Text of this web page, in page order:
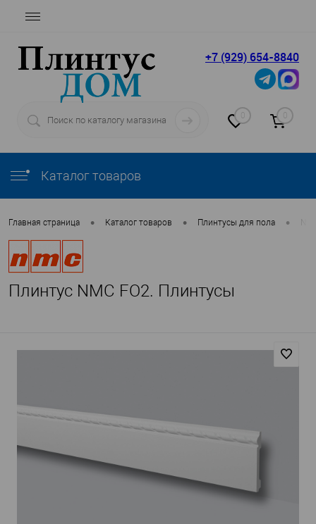
+7 (929) 654-8840
0 0
Каталог товаров
Главная страница • Каталог товаров • Плинтусы для пола •
Плинтус NMC FO2. Плинтусы